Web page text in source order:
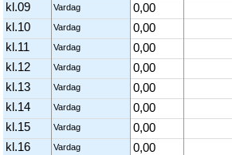
kl.09
Vardag
0,00
kl.10
Vardag
0,00
kl.11
Vardag
0,00
kl.12
Vardag
0,00
kl.13
Vardag
0,00
kl.14
Vardag
0,00
kl.15
Vardag
0,00
kl.16
Vardag
0,00